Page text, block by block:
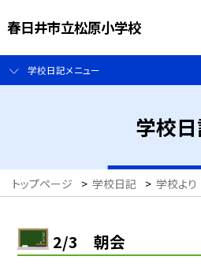
春日井市立松原小学校
学校日記メニュー
学校
トップページ > 学校日記 > 学校より
2/3 朝会